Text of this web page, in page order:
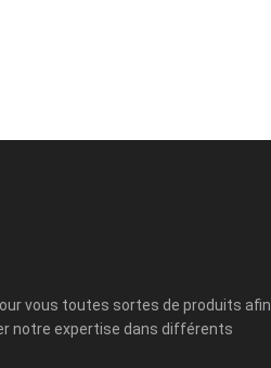
vous toutes sortes de produits afin
notre expertise dans différents